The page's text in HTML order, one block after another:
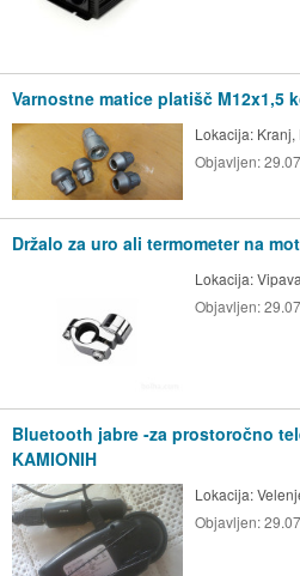
Varnostne matice platišč M12x1,5
Lokacija: Kranj,
Objavljen:
Držalo za uro ali termometer na
Lokacija:
Objavljen:
Bluetooth jabre -za prostoročno
KAMIONIH
Lokacija:
Objavljen: